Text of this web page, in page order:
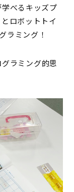
べるキッズプ
ロボットトイ
ラミング！
ラミング的思